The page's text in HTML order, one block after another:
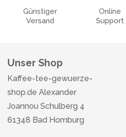
Günstiger
Versand
Online
Support
Unser Shop
Kaffee-tee-gewuerze-
shop.de Alexander
Joannou Schulberg 4
61348 Bad Homburg